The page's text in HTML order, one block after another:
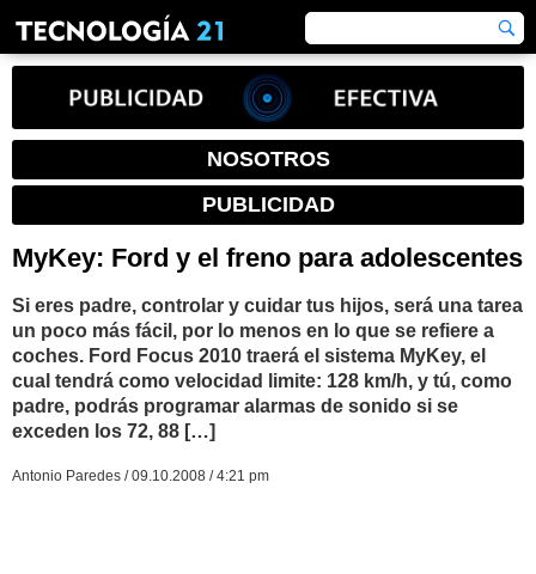
NOSOTROS
PUBLICIDAD
MyKey: Ford y el freno para adolescentes
Si eres padre, controlar y cuidar tus hijos, será una tarea
un poco más fácil, por lo menos en lo que se refiere a
coches. Ford Focus 2010 traerá el sistema MyKey, el
cual tendrá como velocidad limite: 128 km/h, y tú, como
padre, podrás programar alarmas de sonido si se
exceden los 72, 88 […]
Antonio Paredes / 09.10.2008 / 4:21 pm